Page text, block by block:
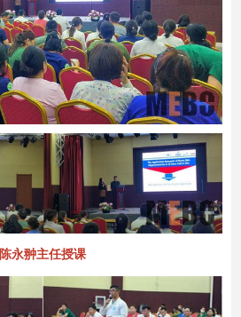
陈永翀主任授课